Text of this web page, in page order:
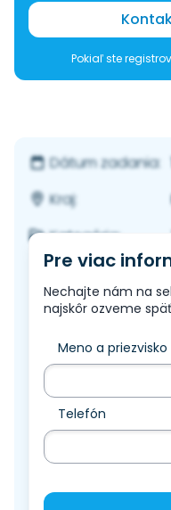
Pokiaľ ste
Dátum zadania:
Kraj:
Kategória:
Pre viac
Nechajte nám na
najskôr ozveme
Meno a priezvisko
Telefón